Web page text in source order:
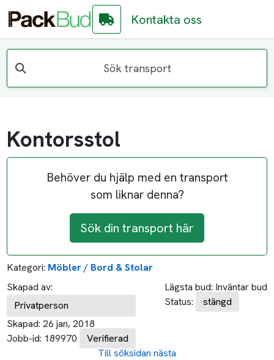
Kontakta oss
Sök transport
Kontorsstol
Behöver du hjälp med en transport
som liknar denna?
Sök din transport här
Kategori: Möbler / Bord & Stolar
Skapad av:
Privatperson
Skapad: 26 jan, 2018
Jobb-id: 189970 Verifierad
Lägsta bud: Inväntar bud
Status:
stängd
Till söksidan nästa